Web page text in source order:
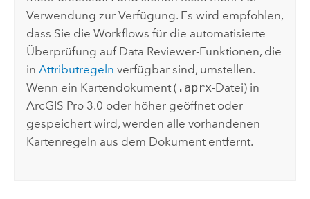
Verwendung zur Verfügung. Es wird empfohlen,
dass Sie die Workflows für die automatisierte
Überprüfung auf Data Reviewer-Funktionen, die
inAttributregeln verfügbar sind, umstellen.
Wenn ein Kartendokument ( .aprx-Datei) in
ArcGIS Pro 3.0 oder höher geöffnet oder
gespeichert wird, werden alle vorhandenen
Kartenregeln aus dem Dokument entfernt.